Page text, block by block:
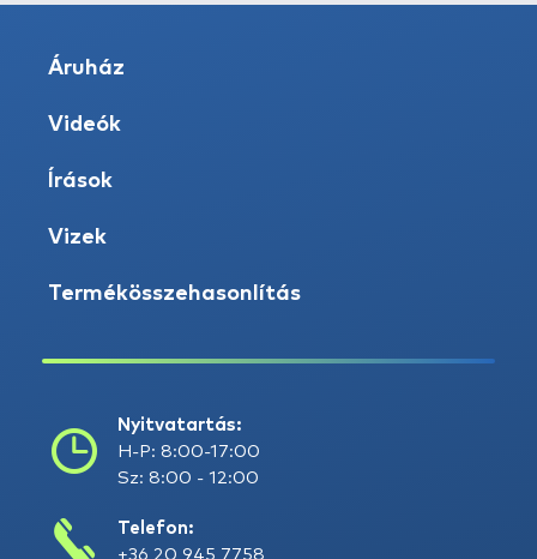
Áruház
Videók
Írások
Vizek
Termékösszehasonlítás
Nyitvatartás:
H-P: 8:00-17:00
Sz: 8:00 - 12:00
Telefon:
+36 20 945 7758